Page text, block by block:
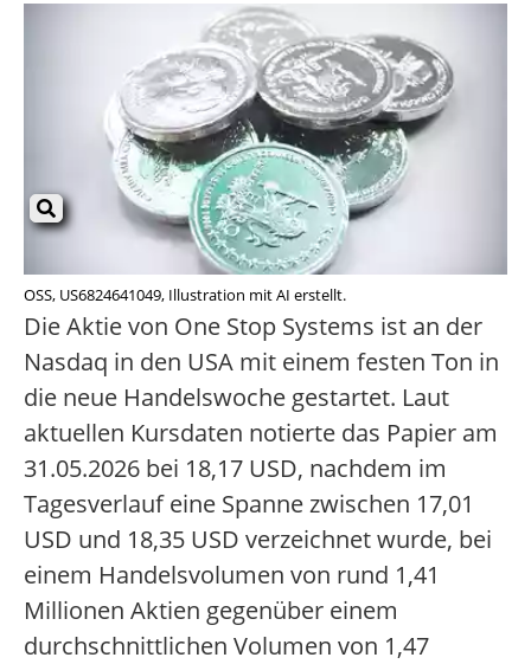
OSS, US6824641049, Illustration mit AI erstellt.
Die Aktie von One Stop Systems ist an der
Nasdaq in den USA mit einem festen Ton in
die neue Handelswoche gestartet. Laut
aktuellen Kursdaten notierte das Papier am
31.05.2026 bei 18,17 USD, nachdem im
Tagesverlauf eine Spanne zwischen 17,01
USD und 18,35 USD verzeichnet wurde, bei
einem Handelsvolumen von rund 1,41
Millionen Aktien gegenüber einem
durchschnittlichen Volumen von 1,47